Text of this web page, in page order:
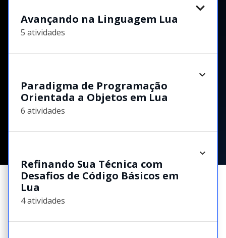
Avançando na Linguagem Lua
5 atividades
Paradigma de Programação
Orientada a Objetos em Lua
6 atividades
Refinando Sua Técnica com
Desafios de Código Básicos em
Lua
4 atividades